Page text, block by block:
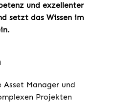
und exzellenter
setzt das Wissen im
Manager und
Projekten